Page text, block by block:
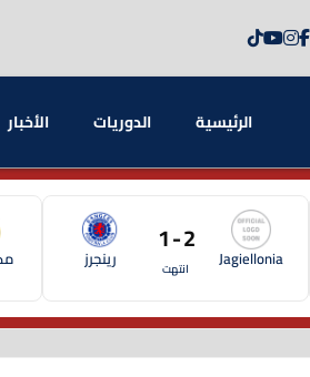
الرئيسية الدوريات الأخبار
Jagiellonia
2 - 1
انتهت رينجرز